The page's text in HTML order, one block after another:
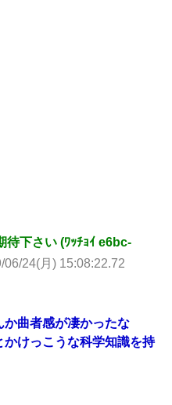
待下さい (ﾜｯﾁｮｲ e6bc-
06/24(月) 15:08:22.72
曲者感が凄かったな
けっこうな科学知識を持